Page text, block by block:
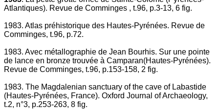
Atlantiques). Revue de Comminges , t.96, p.3-13, 6 fig.
1983. Atlas préhistorique des Hautes-Pyrénées. Revue de
Comminges, t.96, p.72.
1983. Avec métallographie de Jean Bourhis. Sur une pointe
de lance en bronze trouvée à Camparan(Hautes-Pyrénées).
Revue de Comminges, t.96, p.153-158, 2 fig.
1983. The Magdalenian sanctuary of the cave of Labastide
(Hautes-Pyrénées, France). Oxford Journal of Archaeology,
t.2, n°3, p.253-263, 8 fig.